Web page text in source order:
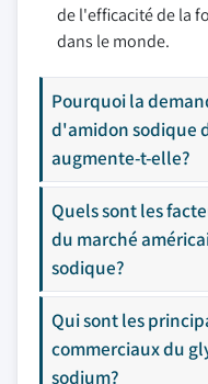
de l'efficacité de la
dans le monde.
Pourquoi la
d'amidon sodique
augmente-t-elle?
Quels sont les
du marché
sodique?
Qui sont les
commerciaux du
sodium?